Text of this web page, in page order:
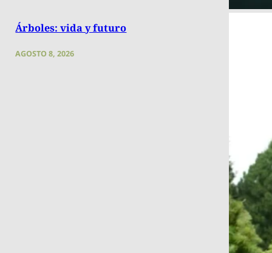
Árboles: vida y futuro
AGOSTO 8, 2026